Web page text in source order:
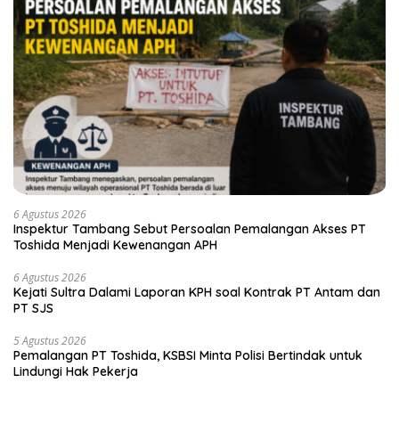
6 Agustus 2026
Inspektur Tambang Sebut Persoalan Pemalangan Akses PT
Toshida Menjadi Kewenangan APH
6 Agustus 2026
Kejati Sultra Dalami Laporan KPH soal Kontrak PT Antam dan
PT SJS
5 Agustus 2026
Pemalangan PT Toshida, KSBSI Minta Polisi Bertindak untuk
Lindungi Hak Pekerja